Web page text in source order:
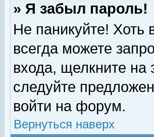
» Я забыл пароль!
Не паникуйте! Хоть
всегда можете
входа, щелкните на
следуйте
войти на форум.
Вернуться наверх